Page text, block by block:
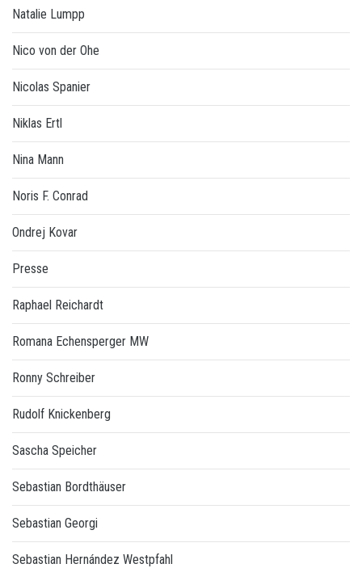
Natalie Lumpp
Nico von der Ohe
Nicolas Spanier
Niklas Ertl
Nina Mann
Noris F. Conrad
Ondrej Kovar
Presse
Raphael Reichardt
Romana Echensperger MW
Ronny Schreiber
Rudolf Knickenberg
Sascha Speicher
Sebastian Bordthäuser
Sebastian Georgi
Sebastian Hernández Westpfahl